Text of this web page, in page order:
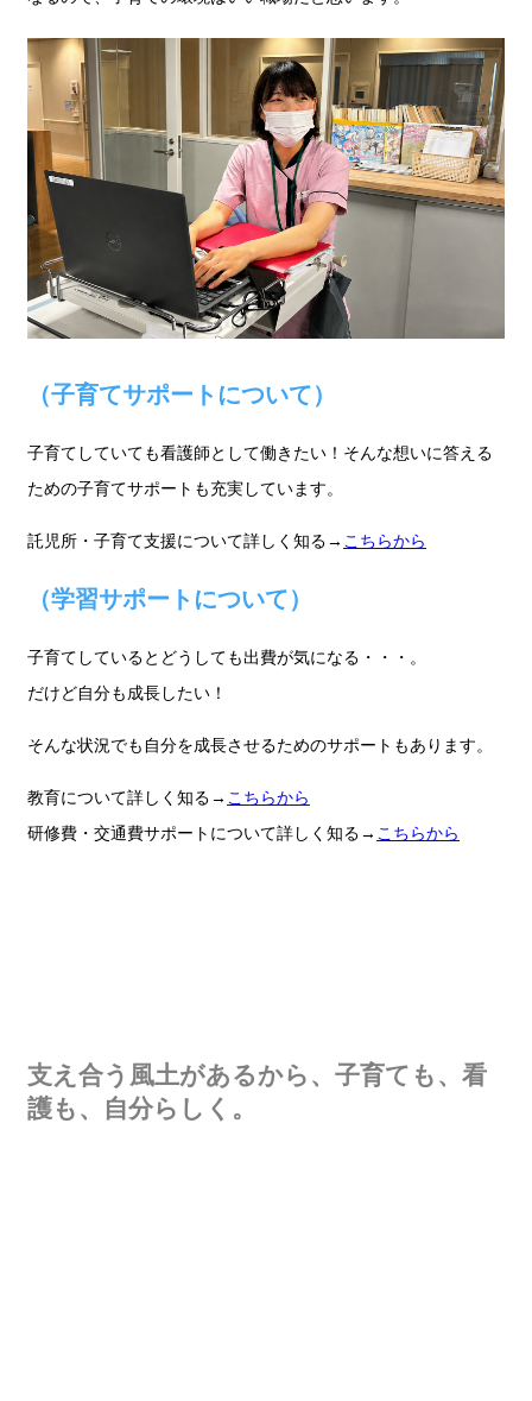
（子育てサポートについて）
子育てしていても看護師として働きたい！そんな想いに答える
ための子育てサポートも充実しています。
託児所・子育て支援について詳しく知る→ こちらから
（学習サポートについて）
子育てしているとどうしても出費が気になる・・・。
だけど自分も成長したい！
そんな状況でも自分を成長させるためのサポートもあります。
教育について詳しく知る→ こちらから
研修費・交通費サポートについて詳しく知る→ こちらから
支え合う風土があるから、子育ても、看
護も、自分らしく。